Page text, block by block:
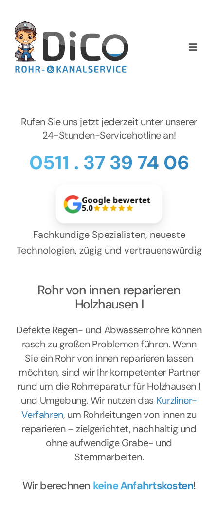
springen
Toggle
Home
Services
Preise
Rufen Sie uns jetzt jederzeit unter unserer
24-Stunden-Servicehotline an!
0511 . 37 39 74 06
Google bewertet
5.0
Fachkundige Spezialisten, neueste
Technologien, zügig und vertrauenswürdig
Rohr von innen reparieren
Holzhausen I
Defekte Regen- und Abwasserrohre können
rasch zu großen Problemen führen. Wenn
Sie ein Rohr von innen reparieren lassen
möchten, sind wir Ihr kompetenter Partner
rund um die Rohrreparatur für Holzhausen I
und Umgebung. Wir nutzen das Kurzliner-
Verfahren, um Rohrleitungen von innen zu
reparieren – zielgerichtet, nachhaltig und
ohne aufwendige Grabe- und
Stemmarbeiten.
Wir berechnen keine Anfahrtskosten!